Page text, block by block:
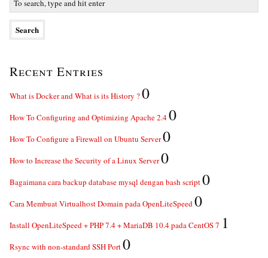
Recent Entries
What is Docker and What is its History ?0
How To Configuring and Optimizing Apache 2.40
How To Configure a Firewall on Ubuntu Server0
How to Increase the Security of a Linux Server0
Bagaimana cara backup database mysql dengan bash script0
Cara Membuat Virtualhost Domain pada OpenLiteSpeed0
Install OpenLiteSpeed + PHP 7.4 + MariaDB 10.4 pada CentOS 7 1
Rsync with non-standard SSH Port0